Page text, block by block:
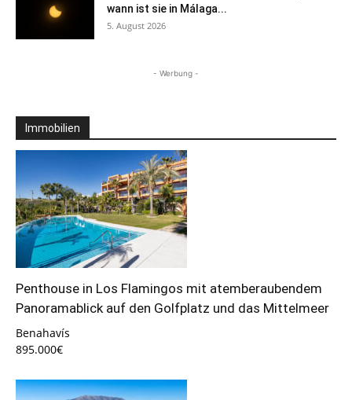
wann ist sie in Málaga...
5. August 2026
- Werbung -
Immobilien
Penthouse in Los Flamingos mit atemberaubendem
Panoramablick auf den Golfplatz und das Mittelmeer
Benahavís
895.000€